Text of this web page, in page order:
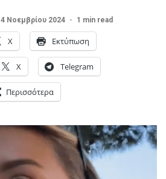
4 Νοεμβρίου 2024 1 min read
X Εκτύπωση
X Telegram
Περισσότερα